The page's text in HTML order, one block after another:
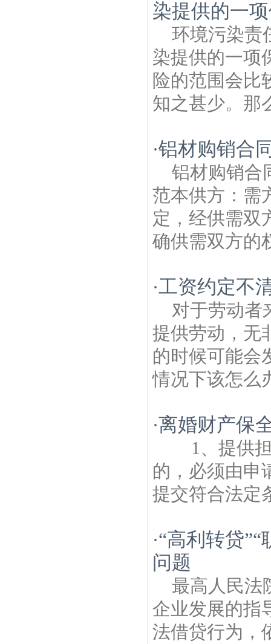
染提供的一
环境污染责
染提供的一项
险的范围会比
知之甚少。那
·铝材购销合
铝材购销合
范本供方：需
定，经供需双
确供需双方的
·工资约定不
对于劳动者
提供劳动，无
的时候可能会
情况下该怎么
·离婚财产保
1、提供
的，必须由申
提交符合法定
·“高利转贷
问题
最高人民法
企业发展的指
法借贷行为，